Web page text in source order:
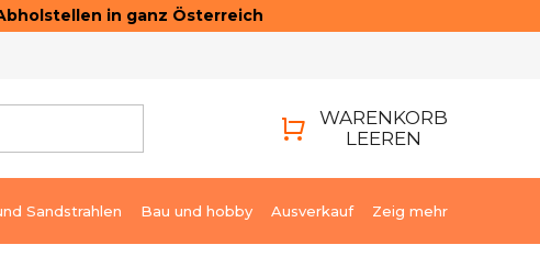
in ganz Österreich
WARENKORB
LEEREN
Sandstrahlen Bau und hobby Ausverkauf Zeig mehr